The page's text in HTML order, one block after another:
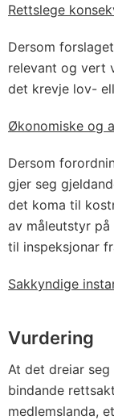
Rettslege
Dersom
relevant og vert
det krevje lov-
Økonomiske og
Dersom
gjer seg
det koma til
av måleutstyr
til inspeksjonar
Sakkyndige
Vurdering
At det dreiar
bindande
medlemslanda,